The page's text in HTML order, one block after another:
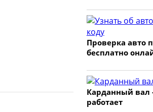
Проверка авто
бесплатно
Карданный вал
работает